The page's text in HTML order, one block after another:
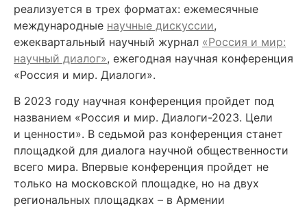
реализуется в трех форматах: ежемесячные
международные научные дискуссии,
ежеквартальный научный журнал «Россия и мир:
научный диалог», ежегодная научная конференция
«Россия и мир. Диалоги».
В 2023 году научная конференция пройдет под
названием «Россия и мир. Диалоги-2023. Цели
и ценности». В седьмой раз конференция станет
площадкой для диалога научной общественности
всего мира. Впервые конференция пройдет не
только на московской площадке, но на двух
региональных площадках – в Армении